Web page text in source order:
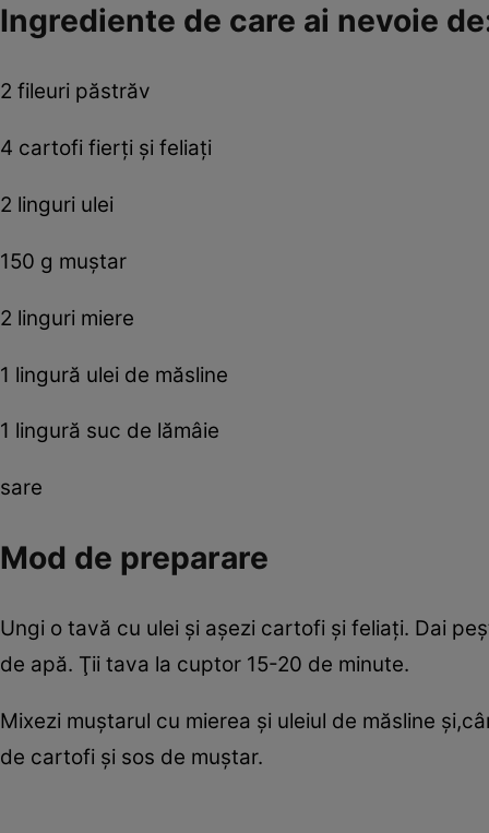
Ingrediente de care ai nevoie
2 fileuri păstrăv
4 cartofi fierţi şi feliaţi
2 linguri ulei
150 g muştar
2 linguri miere
1 lingură ulei de măsline
1 lingură suc de lămâie
sare
Mod de preparare
Ungi o tavă cu ulei şi aşezi cartofi şi feliaţi. Dai
de apă. Ţii tava la cuptor 15-20 de minute.
Mixezi muştarul cu mierea şi uleiul de măsline
de cartofi şi sos de muştar.